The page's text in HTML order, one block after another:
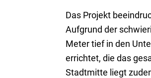
Das Projekt
Aufgrund der
Meter tief in den
errichtet, die das
Stadtmitte liegt